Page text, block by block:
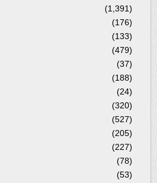
(1,391)
(176)
(133)
(479)
(37)
(188)
(24)
(320)
(527)
(205)
(227)
(78)
(53)